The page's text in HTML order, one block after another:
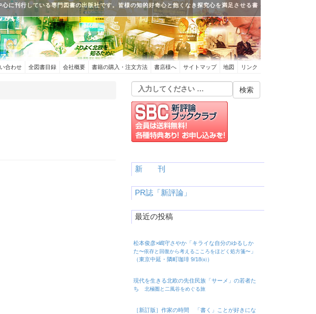
心に刊行している専門図書の出版社です。皆様の知的好奇心と飽くなき探究心を満足させる書
合わせ 全図書目録 会社概要 書籍の購入・注文方法 書店様へ サイトマップ 地図 リンク
新 刊
PR誌「新評論」
最近の投稿
松本俊彦×嶋守さやか「キライな自分のゆるしか
た〜依存と回復から考えるこころをほどく処方箋〜」
（東京中延・隣町珈琲 9/18㈮）
現代を生きる北欧の先住民族「サーメ」の若者た
ち 北極圏と二風谷をめぐる旅
［新訂版］作家の時間 「書く」ことが好きにな